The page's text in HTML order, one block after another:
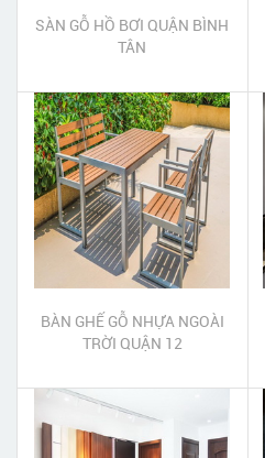
SÀN GỖ HỒ BƠI QUẬN BÌNH
TÂN
BÀN GHẾ GỖ NHỰA NGOÀI
TRỜI QUẬN 12